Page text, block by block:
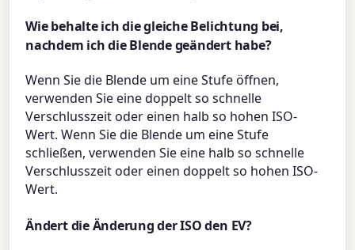
Wie behalte ich die gleiche Belichtung bei,
nachdem ich die Blende geändert habe?
Wenn Sie die Blende um eine Stufe öffnen,
verwenden Sie eine doppelt so schnelle
Verschlusszeit oder einen halb so hohen ISO-
Wert. Wenn Sie die Blende um eine Stufe
schließen, verwenden Sie eine halb so schnelle
Verschlusszeit oder einen doppelt so hohen ISO-
Wert.
Ändert die Änderung der ISO den EV?